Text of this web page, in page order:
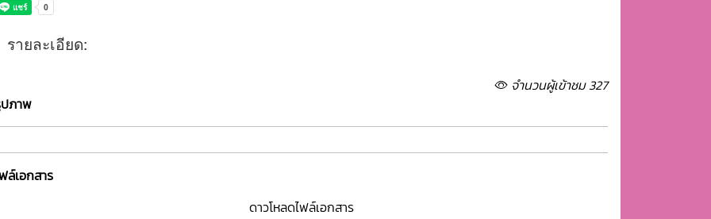
รายละเอียด:
จำนวนผู้เข้าชม 327
ภาพ
ล์เอกสาร
ดาวโหลดไฟล์เอกสาร